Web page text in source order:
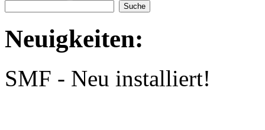
Neuigkeiten:
SMF - Neu installiert!